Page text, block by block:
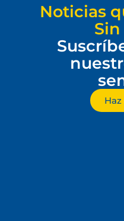
Noticias